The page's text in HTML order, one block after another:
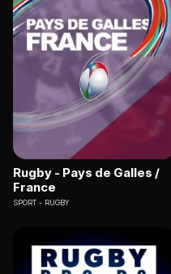
Rugby - Pays de Galles /
France
SPORT RUGBY